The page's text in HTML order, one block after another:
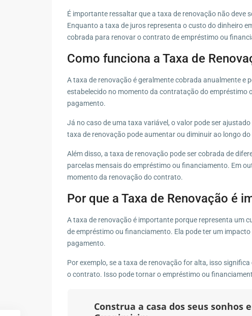
É importante ressaltar que a taxa de renovação não deve
Enquanto a taxa de juros representa o custo do dinheiro
cobrada para renovar o contrato de empréstimo ou
Como funciona a Taxa de
A taxa de renovação é geralmente cobrada anualmente e
estabelecido no momento da contratação do empréstimo
pagamento.
Já no caso de uma taxa variável, o valor pode ser
taxa de renovação pode aumentar ou diminuir ao longo
Além disso, a taxa de renovação pode ser cobrada de
parcelas mensais do empréstimo ou financiamento. Em
momento da renovação do contrato.
Por que a Taxa de Renovação é
A taxa de renovação é importante porque representa um
de empréstimo ou financiamento. Ela pode ter um
pagamento.
Por exemplo, se a taxa de renovação for alta, isso
o contrato. Isso pode tornar o empréstimo ou
Construa a casa dos seus sonhos